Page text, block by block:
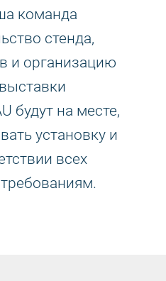
команда
стенда,
и организацию
будут на месте,
установку и
всех